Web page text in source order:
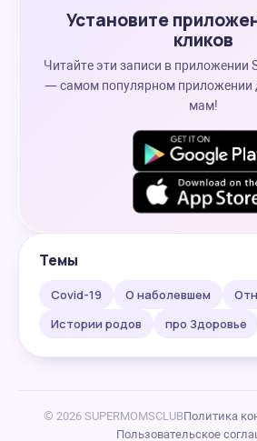
Установите
кликов
Читайте эти записи в приложении
— самом популярном приложении
мам!
Темы
Covid-19 О наболевшем
Истории родов
про Здоровье
© 2026 SUPERMOMSCLUBПолитика
Пользовательское